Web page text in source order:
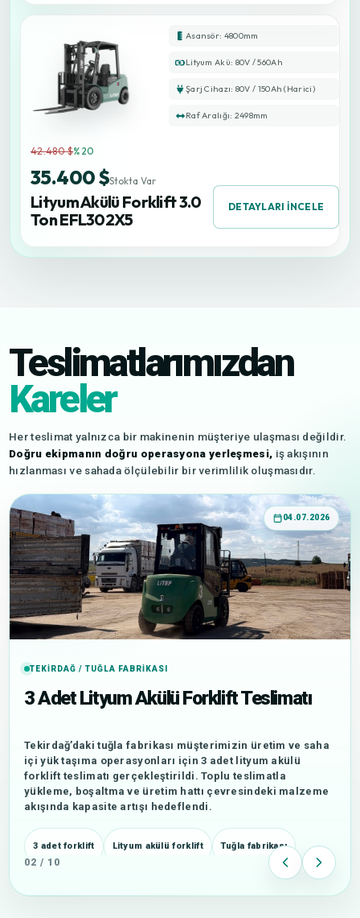
Lityum Akülü Forklift 3.0
Ton EFL302X5
42.480 $%20
35.400 $Stokta Var
DETAYLARI İNCELE
Asansör: 4800mm
Lityum Akü: 80V / 560Ah
Şarj Cihazı: 80V / 150Ah (Harici)
Raf Aralığı: 2498mm
Teslimatlarımızdan
Kareler
Her teslimat yalnızca bir makinenin müşteriye ulaşması değildir.
Doğru ekipmanın doğru operasyona yerleşmesi, iş akışının
hızlanması ve sahada ölçülebilir bir verimlilik oluşmasıdır.
04.07.2026
TEKIRDAĞ / TUĞLA FABRIKASI
3 Adet Lityum Akülü Forklift Teslimatı
Tekirdağ’daki tuğla fabrikası müşterimizin üretim ve saha
içi yük taşıma operasyonları için 3 adet lityum akülü
forklift teslimatı gerçekleştirildi. Toplu teslimatla
yükleme, boşaltma ve üretim hattı çevresindeki malzeme
akışında kapasite artışı hedeflendi.
3 adet forklift Lityum akülü forklift Tuğla fabrikası
02 / 10